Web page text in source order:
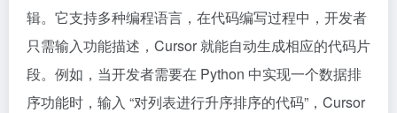
辑。它支持多种编程语言，在代码编写过程中，开发者
只需输入功能描述，Cursor 就能自动生成相应的代码片
段。例如，当开发者需要在 Python 中实现一个数据排
序功能时，输入 “对列表进行升序排序的代码”，Cursor